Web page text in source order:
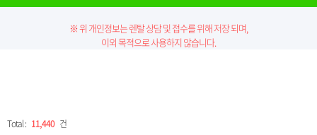
※ 위 개인정보는 렌탈 상담 및 접수를 위해 저장 되며,
이외 목적으로 사용하지 않습니다.
Total : 11,440 건